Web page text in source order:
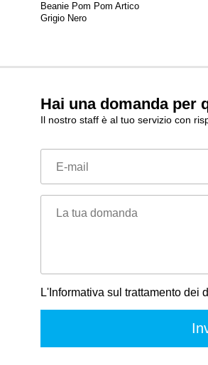
Beanie Pom Pom Artico
Grigio Nero
Hai una domanda per
Il nostro staff è al tuo servizio con
E-mail
La tua domanda
L'Informativa sul trattamento dei